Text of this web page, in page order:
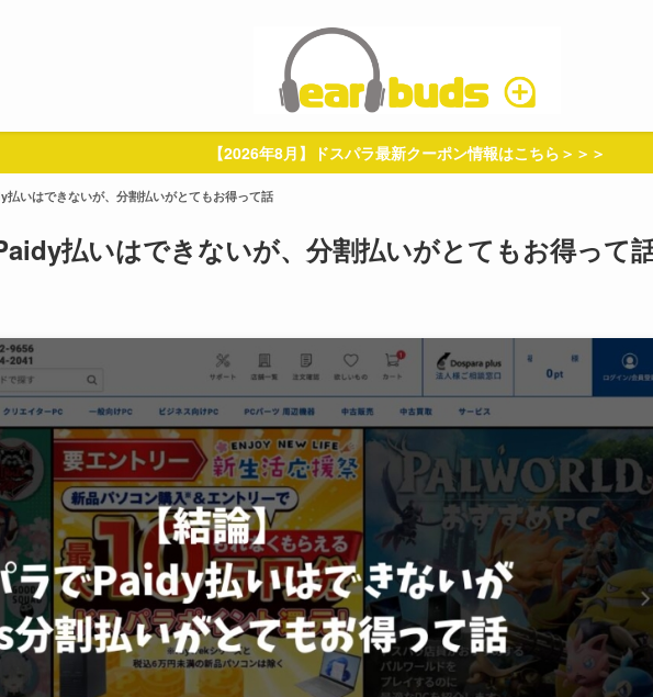
【2026年8月】ドスパラ最新クーポン情報はこちら＞＞＞
払いはできないが、分割払いがとてもお得って話
払いはできないが、分割払いがとてもお得って